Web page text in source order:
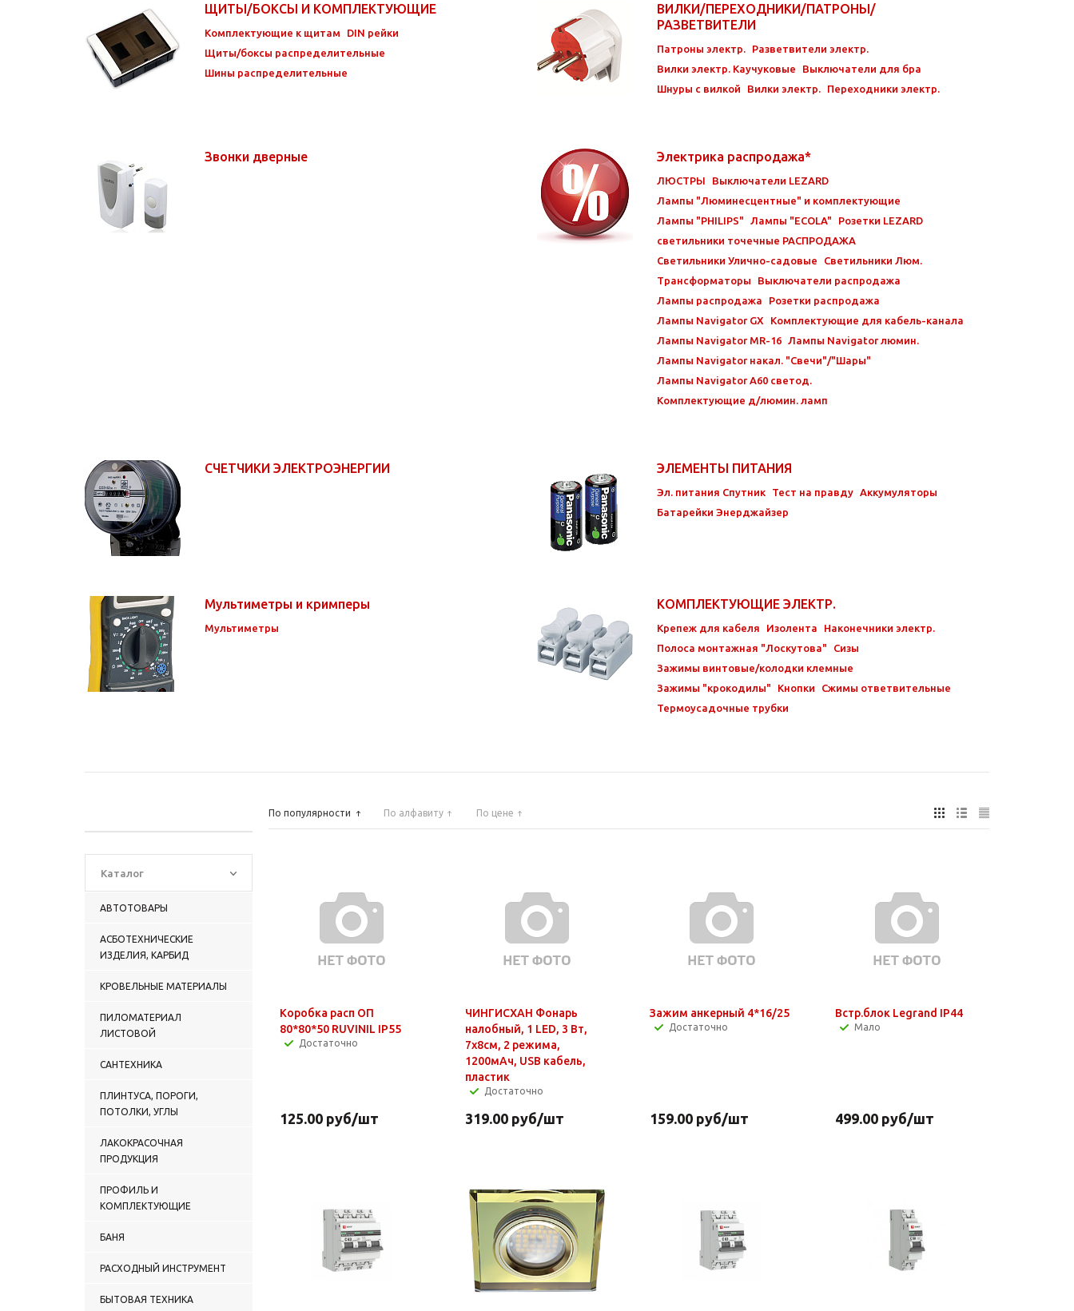
ЩИТЫ/БОКСЫ И КОМПЛЕКТУЮЩИЕ
Комплектующие к щитам
DIN рейки
Щиты/боксы распределительные
Шины распределительные
ВИЛКИ/ПЕРЕХОДНИКИ/ПАТРОНЫ/
РАЗВЕТВИТЕЛИ
Патроны электр.
Разветвители электр.
Вилки электр. Каучуковые
Выключатели для бра
Шнуры с вилкой
Вилки электр. Переходники электр.
Звонки дверные Электрика распродажа*
ЛЮСТРЫ
Выключатели LEZARD
Лампы "Люминесцентные" и комплектующие
Лампы "PHILIPS"
Лампы "ECOLA"
Розетки LEZARD
светильники точечные РАСПРОДАЖА
Светильники Улично-садовые
Светильники Люм.
Трансформаторы
Выключатели распродажа
Лампы распродажа
Розетки распродажа
Лампы Navigator GX
Комплектующие для кабель-канала
Лампы Navigator MR-16 Лампы Navigator люмин.
Лампы Navigator накал. "Свечи"/"Шары"
Лампы Navigator А60 светод.
Комплектующие д/люмин. ламп
СЧЕТЧИКИ ЭЛЕКТРОЭНЕРГИИ ЭЛЕМЕНТЫ ПИТАНИЯ
Эл. питания Спутник Тест на правду Аккумуляторы
Батарейки Энерджайзер
Мультиметры и кримперы
Мультиметры
КОМПЛЕКТУЮЩИЕ ЭЛЕКТР.
Крепеж для кабеля Изолента
Наконечники электр.
Полоса монтажная "Лоскутова"
Сизы
Зажимы винтовые/колодки клемные
Зажимы "крокодилы"
Кнопки
Сжимы ответвительные
Термоусадочные трубки
Каталог
АВТОТОВАРЫ
АСБОТЕХНИЧЕСКИЕ
ИЗДЕЛИЯ, КАРБИД
КРОВЕЛЬНЫЕ МАТЕРИАЛЫ
ПИЛОМАТЕРИАЛ
ЛИСТОВОЙ
САНТЕХНИКА
ПЛИНТУСА, ПОРОГИ,
ПОТОЛКИ, УГЛЫ
ЛАКОКРАСОЧНАЯ
ПРОДУКЦИЯ
ПРОФИЛЬ И
КОМПЛЕКТУЮЩИЕ
БАНЯ
РАСХОДНЫЙ ИНСТРУМЕНТ
БЫТОВАЯ ТЕХНИКА
По популярности По алфавиту По цене
Коробка расп ОП
80*80*50 RUVINIL IP55
Достаточно
125.00 руб/шт
ЧИНГИСХАН Фонарь
налобный, 1 LED, 3 Вт,
7х8см, 2 режима,
1200мАч, USB кабель,
пластик
Достаточно
319.00руб/шт
Зажим анкерный 4*16/25
Достаточно
159.00 руб/шт
Встр.блок Legrand IP44
Мало
499.00руб/шт